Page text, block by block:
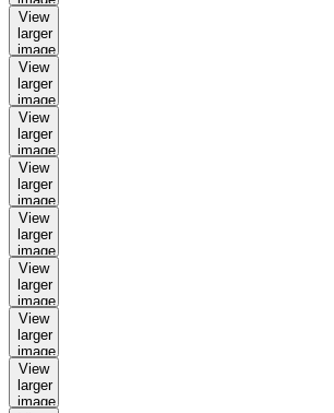
View
larger
image
View
larger
image
View
larger
image
View
larger
image
View
larger
image
View
larger
image
View
larger
image
View
larger
image